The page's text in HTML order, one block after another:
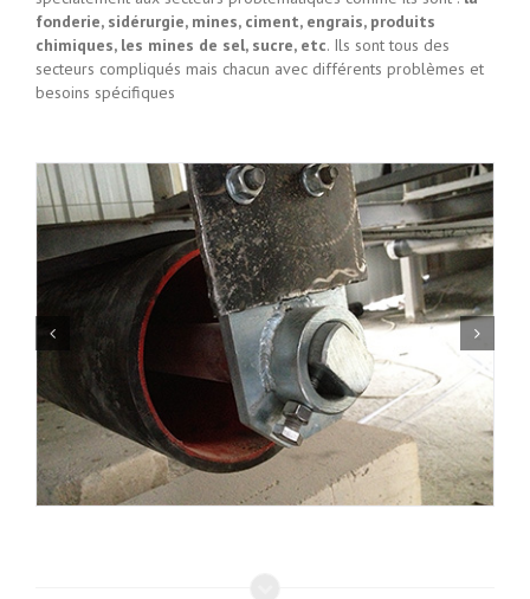
fonderie, sidérurgie, mines, ciment, engrais, produits
chimiques, les mines de sel, sucre, etc. Ils sont tous des
secteurs compliqués mais chacun avec différents problèmes et
besoins spécifiques